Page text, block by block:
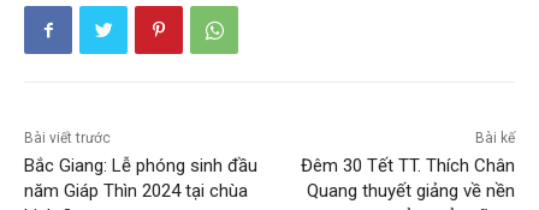
Bài viết trước
Bắc Giang: Lễ phóng sinh đầu
năm Giáp Thìn 2024 tại chùa
Bài kế
Đêm 30 Tết TT. Thích Chân
Quang thuyết giảng về nền